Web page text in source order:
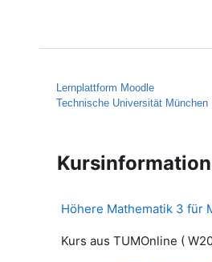
Lernplattform Moodle
Technische Universität München
Kursinformation
Höhere Mathematik 3 für
Kurs aus TUMOnline (